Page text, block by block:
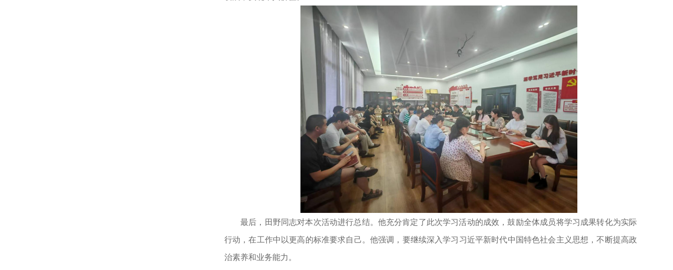
最后，田野同志对本次活动进行总结。他充分肯定了此次学习活动的成效，鼓励全体成员将学习成果转化为实际
行动，在工作中以更高的标准要求自己。他强调，要继续深入学习习近平新时代中国特色社会主义思想，不断提高政
治素养和业务能力。